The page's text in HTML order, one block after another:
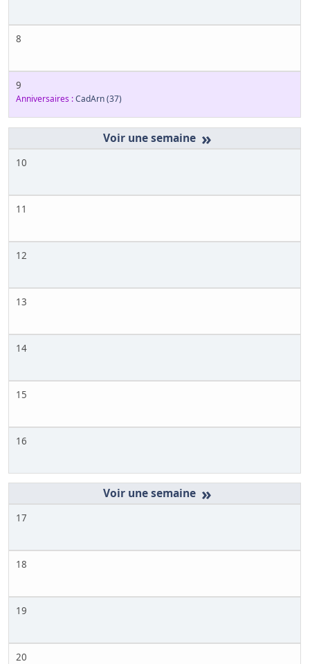
8
9
Anniversaires :CadArn(37)
»
10
11
12
13
14
15
16
»
17
18
19
20